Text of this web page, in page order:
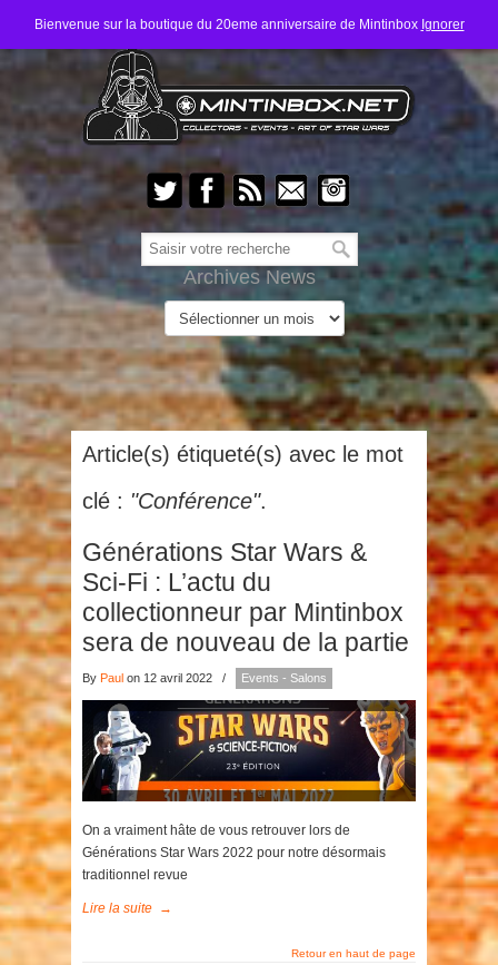
Bienvenue sur la boutique du 20eme anniversaire de Mintinbox Ignorer
Archives News
Article(s) étiqueté(s) avec le mot
clé : "Conférence".
Générations Star Wars &
Sci-Fi : L’actu du
collectionneur par Mintinbox
sera de nouveau de la partie
By Paul on 12 avril 2022 / Events - Salons
On a vraiment hâte de vous retrouver lors de
Générations Star Wars 2022 pour notre désormais
traditionnel revue
Lire la suite →
Retour en haut de page